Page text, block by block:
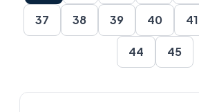
37 38 39 40 41
44 45